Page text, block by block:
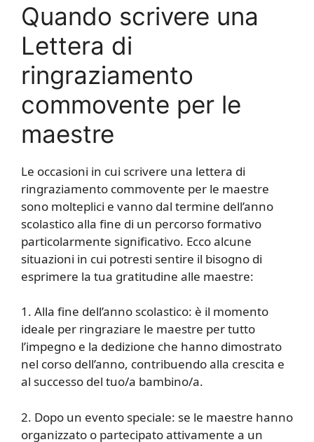
Quando scrivere una
Lettera di
ringraziamento
commovente per le
maestre
Le occasioni in cui scrivere una lettera di
ringraziamento commovente per le maestre
sono molteplici e vanno dal termine dell’anno
scolastico alla fine di un percorso formativo
particolarmente significativo. Ecco alcune
situazioni in cui potresti sentire il bisogno di
esprimere la tua gratitudine alle maestre:
1. Alla fine dell’anno scolastico: è il momento
ideale per ringraziare le maestre per tutto
l’impegno e la dedizione che hanno dimostrato
nel corso dell’anno, contribuendo alla crescita e
al successo del tuo/a bambino/a.
2. Dopo un evento speciale: se le maestre hanno
organizzato o partecipato attivamente a un